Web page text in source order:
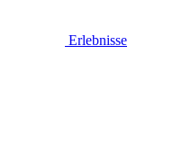
Erlebnisse